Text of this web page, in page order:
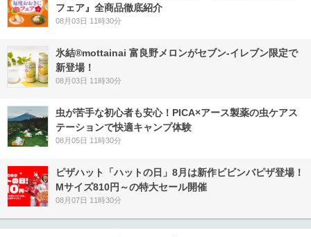
フェア』全商品徹底紹介
08月03日 11時30分
氷結®mottainai 富良野メロンがセブン‐イレブン限定で
新登場！
08月03日 11時30分
虫が苦手な初心者も安心！PICA×アース製薬の虫ケアス
テーションで快適キャンプ体験
08月05日 11時30分
ピザハット「ハットの日」8月は新作ビビンバピザ登場！
Mサイズ810円～の特大セール開催
08月07日 11時30分